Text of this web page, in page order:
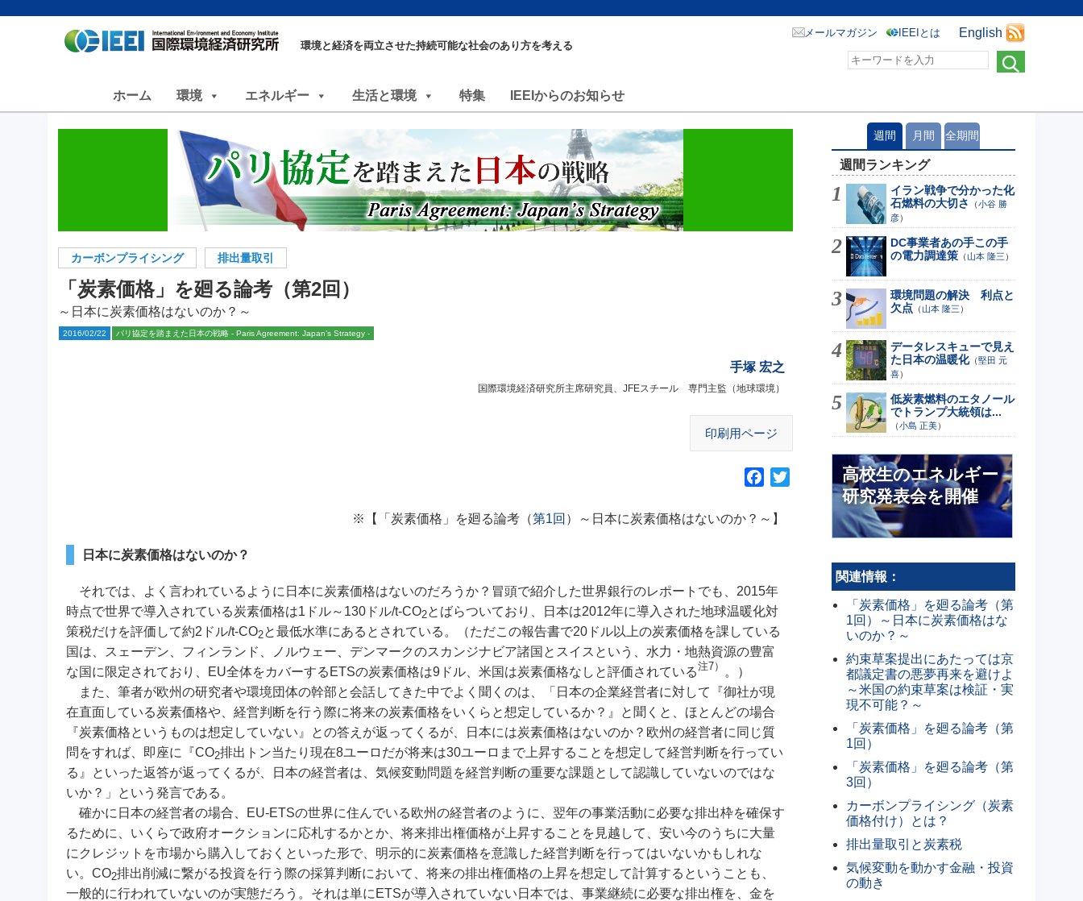
環境と経済を両立させた持続可能な社会のあり方を考える
English
メールマガジン IEEIとは
ホーム 環境 エネルギー 生活と環境 特集 IEEIからのお知らせ
カーボンプライシング 排出量取引
「炭素価格」を廻る論考（第2回）
～日本に炭素価格はないのか？～
2016/02/22 パリ協定を踏まえた日本の戦略 - Paris Agreement: Japan’s Strategy -
手塚 宏之
国際環境経済研究所主席研究員、JFEスチール 専門主監（地球環境）
印刷用ページ
c
o
k
※【「炭素価格」を廻る論考（第1回 ）～日本に炭素価格はないのか？～】
日本に炭素価格はないのか？
それでは、よく言われているように日本に炭素価格はないのだろうか？冒頭で紹介した世界銀行のレポートでも、2015年
時点で世界で導入されている炭素価格は1ドル～130ドル/t-CO2とばらついており、日本は2012年に導入された地球温暖化対
策税だけを評価して約2ドル/t-CO2と最低水準にあるとされている。（ただこの報告書で20ドル以上の炭素価格を課している
国は、スェーデン、フィンランド、ノルウェー、デンマークのスカンジナビア諸国とスイスという、水力・地熱資源の豊富
な国に限定されており、EU全体をカバーするETSの炭素価格は9ドル、米国は炭素価格なしと評価されている注7）
。）
また、筆者が欧州の研究者や環境団体の幹部と会話してきた中でよく聞くのは、「日本の企業経営者に対して『御社が現
在直面している炭素価格や、経営判断を行う際に将来の炭素価格をいくらと想定しているか？』と聞くと、ほとんどの場合
『炭素価格というものは想定していない』との答えが返ってくるが、日本には炭素価格はないのか？欧州の経営者に同じ質
問をすれば、即座に『CO2排出トン当たり現在8ユーロだが将来は30ユーロまで上昇することを想定して経営判断を行ってい
る』といった返答が返ってくるが、日本の経営者は、気候変動問題を経営判断の重要な課題として認識していないのではな
いか？」という発言である。
確かに日本の経営者の場合、EU-ETSの世界に住んでいる欧州の経営者のように、翌年の事業活動に必要な排出枠を確保す
るために、いくらで政府オークションに応札するかとか、将来排出権価格が上昇することを見越して、安い今のうちに大量
にクレジットを市場から購入しておくといった形で、明示的に炭素価格を意識した経営判断を行ってはいないかもしれな
い。CO2排出削減に繋がる投資を行う際の採算判断において、将来の排出権価格の上昇を想定して計算するということも、
一般的に行われていないのが実態だろう。それは単にETSが導入されていない日本では、事業継続に必要な排出権を、金を
週間 月間 全期間
週間ランキング
イラン戦争で分かった化
石燃料の大切さ
（小谷 勝
彦）
DC事業者あの手この手
の電力調達策 （山本 隆三 ）
環境問題の解決 利点と
欠点 （山本 隆三 ）
データレスキューで見え
た日本の温暖化（堅田 元
喜）
低炭素燃料のエタノール
でトランプ大統領は...
（小島 正美）
高校生のエネルギー
研究発表会を開催
関連情報：
「炭素価格」を廻る論考（第
1回）～日本に炭素価格はな
いのか？～
約束草案提出にあたっては京
都議定書の悪夢再来を避けよ
～米国の約束草案は検証・実
現不可能？～
「炭素価格」を廻る論考（第
1回）
「炭素価格」を廻る論考（第
3回）
カーボンプライシング（炭素
価格付け）とは？
排出量取引と炭素税
気候変動を動かす金融・投資
の動き